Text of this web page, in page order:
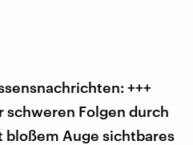
+++
Folgen durch
bloßem Auge sichtbares